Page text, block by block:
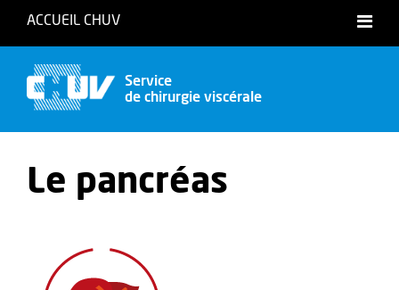
ACCUEIL CHUV
Service
de chirurgie viscérale
Le pancréas